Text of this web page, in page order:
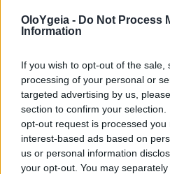
OloYgeia - Do Not Process
Information
If you wish to opt-out of the
processing of your personal or
targeted advertising by us,
section to confirm your
opt-out request is processed you
interest-based ads based on
us or personal information
your opt-out. You may
αποτελεσματική
καταπολέμηση της
οξύτητά του,
χωρίς τη χρήση
Αρκεί να το
καθαρίσετε τα